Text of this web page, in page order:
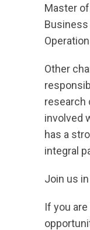
Master
Business
Other
research
involved
has a
integral
Join us
If you